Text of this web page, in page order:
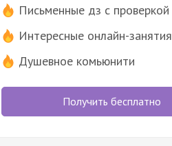
Письменные дз с проверкой
Интересные онлайн-занятия
Душевное комьюнити
Получить бесплатно